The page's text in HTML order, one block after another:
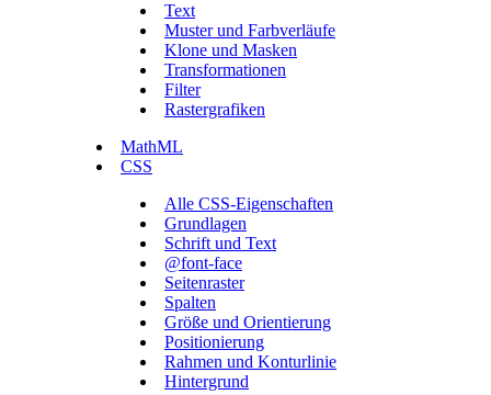
Text
Muster und Farbverläufe
Klone und Masken
Transformationen
Filter
Rastergrafiken
MathML
CSS
Alle CSS-Eigenschaften
Grundlagen
Schrift und Text
@font-face
Seitenraster
Spalten
Größe und Orientierung
Positionierung
Rahmen und Konturlinie
Hintergrund